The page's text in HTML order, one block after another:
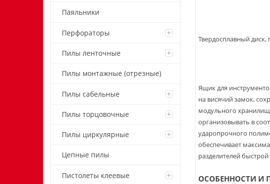
Паяльники
Перфораторы
Пилы ленточные
Пилы монтажные (отрезные)
Пилы сабельные
Пилы торцовочные
Пилы циркулярные
Цепные пилы
Пистолеты клеевые
Твердосплавный диск,
Ящик для
на висячий замок,
модульного
организовывать в
ударопрочного
обеспечивает
разделителей
ОСОБЕННОСТИ И